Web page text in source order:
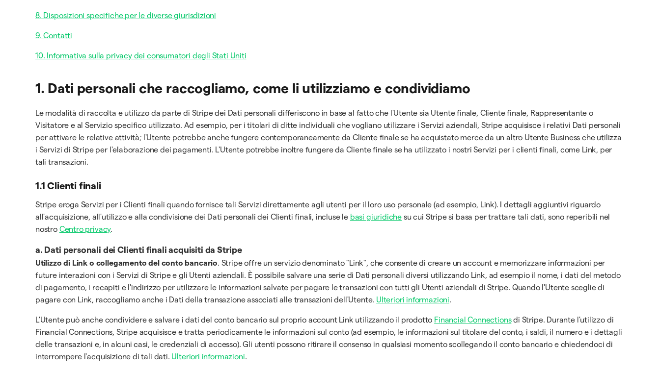
8. Disposizioni specifiche per le diverse giurisdizioni
9. Contatti
10. Informativa sulla privacy dei consumatori degli Stati Uniti
1. Dati personali che raccogliamo, come li utilizziamo e condividiamo
Le modalità di raccolta e utilizzo da parte di Stripe dei Dati personali differiscono in base al fatto che l'Utente sia Utente finale, Cliente finale, Rappresentante o
Visitatore e al Servizio specifico utilizzato. Ad esempio, per i titolari di ditte individuali che vogliano utilizzare i Servizi aziendali, Stripe acquisisce i relativi Dati personali
per attivare le relative attività; l'Utente potrebbe anche fungere contemporaneamente da Cliente finale se ha acquistato merce da un altro Utente Business che utilizza
i Servizi di Stripe per l'elaborazione dei pagamenti. L'Utente potrebbe inoltre fungere da Cliente finale se ha utilizzato i nostri Servizi per i clienti finali, come Link, per
tali transazioni.
1.1 Clienti finali
Stripe eroga Servizi per i Clienti finali quando fornisce tali Servizi direttamente agli utenti per il loro uso personale (ad esempio, Link). I dettagli aggiuntivi riguardo
all'acquisizione, all'utilizzo e alla condivisione dei Dati personali dei Clienti finali, incluse le basi giuridiche su cui Stripe si basa per trattare tali dati, sono reperibili nel
nostro Centro privacy.
a. Dati personali dei Clienti finali acquisiti da Stripe
Utilizzo di Link o collegamento del conto bancario. Stripe offre un servizio denominato "Link", che consente di creare un account e memorizzare informazioni per
future interazioni con i Servizi di Stripe e gli Utenti aziendali. È possibile salvare una serie di Dati personali diversi utilizzando Link, ad esempio il nome, i dati del metodo
di pagamento, i recapiti e l'indirizzo per utilizzare le informazioni salvate per pagare le transazioni con tutti gli Utenti aziendali di Stripe. Quando l'Utente sceglie di
pagare con Link, raccogliamo anche i Dati della transazione associati alle transazioni dell'Utente. Ulteriori informazioni.
L'Utente può anche condividere e salvare i dati del conto bancario sul proprio account Link utilizzando il prodotto Financial Connectionsdi Stripe. Durante l'utilizzo di
Financial Connections, Stripe acquisisce e tratta periodicamente le informazioni sul conto (ad esempio, le informazioni sul titolare del conto, i saldi, il numero e i dettagli
delle transazioni e, in alcuni casi, le credenziali di accesso). Gli utenti possono ritirare il consenso in qualsiasi momento scollegando il conto bancario e chiedendoci di
interrompere l'acquisizione di tali dati. Ulteriori informazioni.